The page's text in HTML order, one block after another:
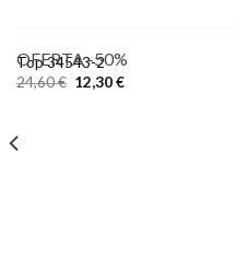
OFERTA -50%
Top 34543-2
24,60€ 12,30€